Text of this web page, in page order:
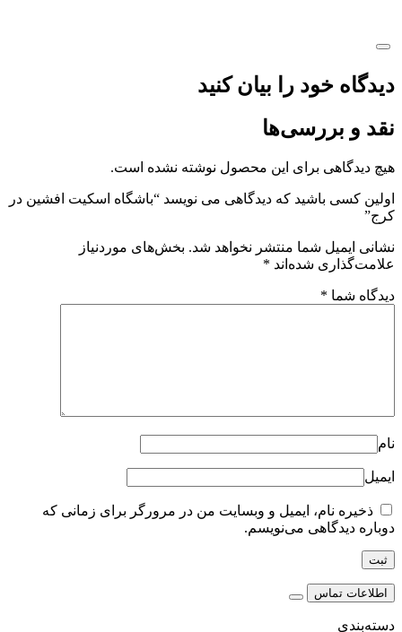
دیدگاه خود را بیان کنید
نقد و بررسی‌ها
هیچ دیدگاهی برای این محصول نوشته نشده است.
اولین کسی باشید که دیدگاهی می نویسد “باشگاه اسکیت افشین در
کرج”
نشانی ایمیل شما منتشر نخواهد شد. بخش‌های موردنیاز
علامت‌گذاری شده‌اند *
دیدگاه شما *
نام
ایمیل
ذخیره نام، ایمیل و وبسایت من در مرورگر برای زمانی که
دوباره دیدگاهی می‌نویسم.
اطلاعات تماس
دسته‌بندی